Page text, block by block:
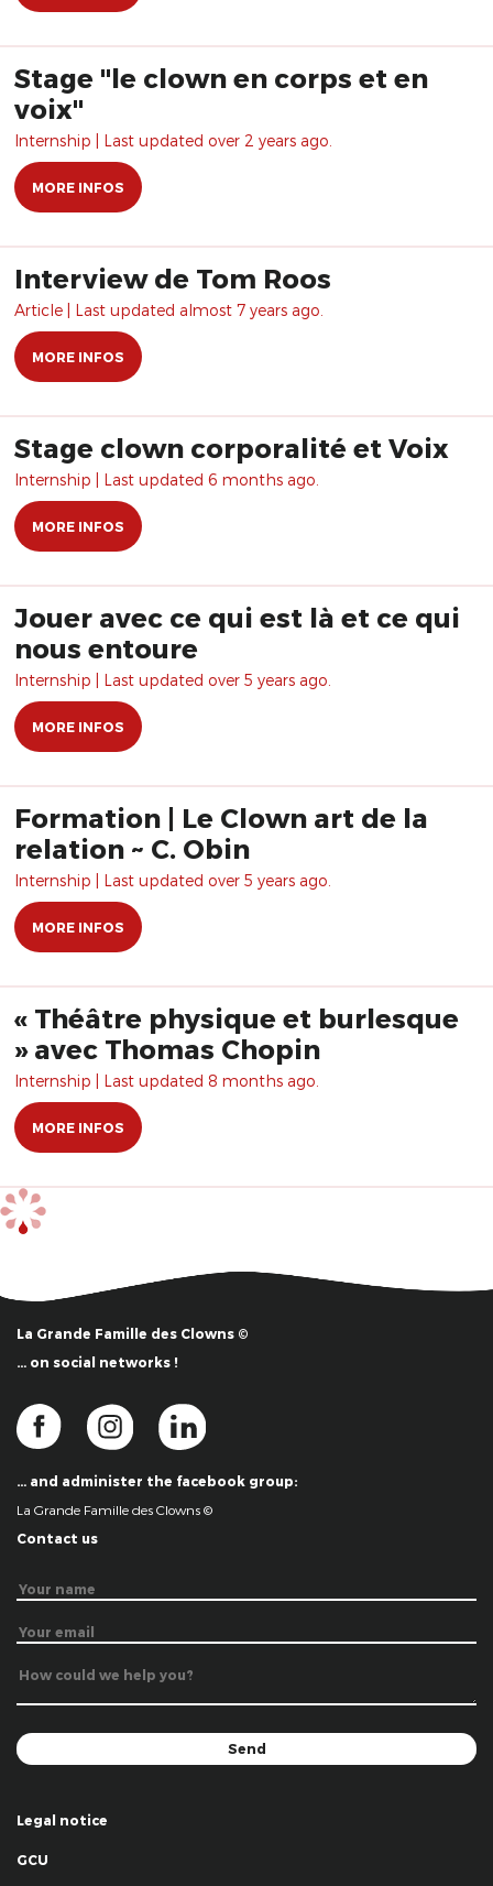
Stage "le clown en corps et en
voix"
Internship | Last updated over 2 years ago.
MORE INFOS
Interview de Tom Roos
Article | Last updated almost 7 years ago.
MORE INFOS
Stage clown corporalité et Voix
Internship | Last updated 6 months ago.
MORE INFOS
Jouer avec ce qui est là et ce qui
nous entoure
Internship | Last updated over 5 years ago.
MORE INFOS
Formation | Le Clown art de la
relation ~ C. Obin
Internship | Last updated over 5 years ago.
MORE INFOS
« Théâtre physique et burlesque
» avec Thomas Chopin
Internship | Last updated 8 months ago.
MORE INFOS
La Grande Famille des Clowns ©
… on social networks !
… and administer the facebook group:
La Grande Famille des Clowns ©
Contact us
Legal notice
GCU